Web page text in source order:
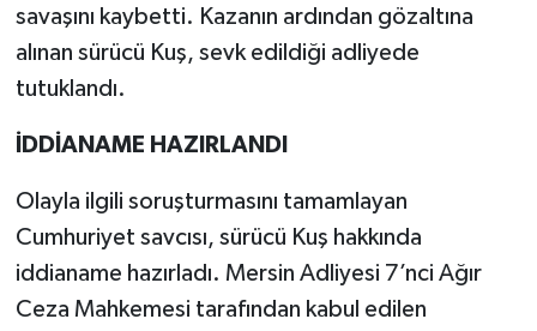
savaşını kaybetti. Kazanın ardından gözaltına
alınan sürücü Kuş, sevk edildiği adliyede
tutuklandı.
İDDİANAME HAZIRLANDI
Olayla ilgili soruşturmasını tamamlayan
Cumhuriyet savcısı, sürücü Kuş hakkında
iddianame hazırladı. Mersin Adliyesi 7’nci Ağır
Ceza Mahkemesi tarafından kabul edilen